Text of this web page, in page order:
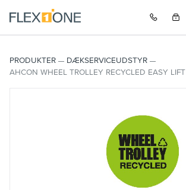
PRODUKTER
DÆKSERVICEUDSTYR
AHCON WHEEL TROLLEY RECYCLED EASY LIFT